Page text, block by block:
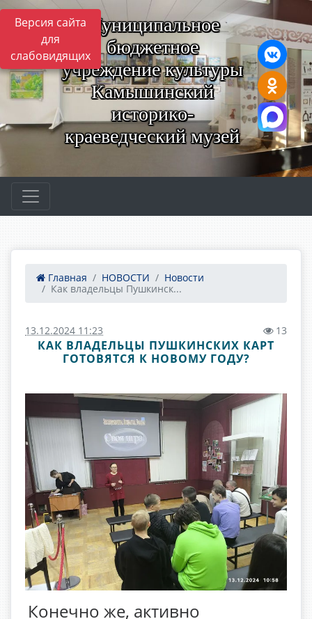
Версия сайта
для
слабовидящих
Муниципальное
бюджетное
учреждение культуры
Камышинский
историко-
краеведческий музей
Главная НОВОСТИ
Новости
Как владельцы Пушкинск...
13.12.2024 11:23 13
КАК ВЛАДЕЛЬЦЫ ПУШКИНСКИХ КАРТ
ГОТОВЯТСЯ К НОВОМУ ГОДУ?
Конечно же, активно